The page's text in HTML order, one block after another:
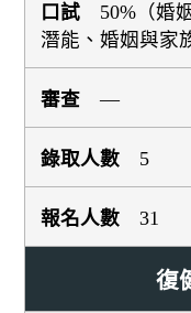
50%（婚
潛能、婚姻與家
—
5
31
復